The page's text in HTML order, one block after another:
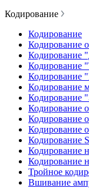
Кодирование
Кодирование
Кодирование
Кодирование
Кодирование
Кодирование
Кодирование
Кодирование
Кодирование
Кодирование
Кодирование
Кодирование
Кодирование
Кодирование
Тройное
Вшивание